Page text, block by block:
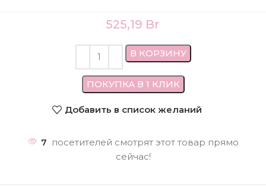
525,19 Br
В КОРЗИНУ
ПОКУПКА В 1 КЛИК
Добавить в список желаний
7 посетителей смотрят этот товар прямо
сейчас!